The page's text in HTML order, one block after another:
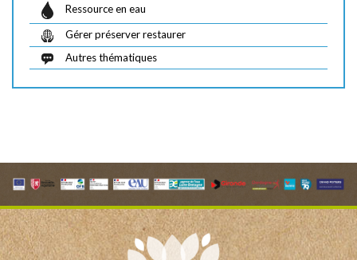
Ressource en eau
Gérer préserver restaurer
Autres thématiques